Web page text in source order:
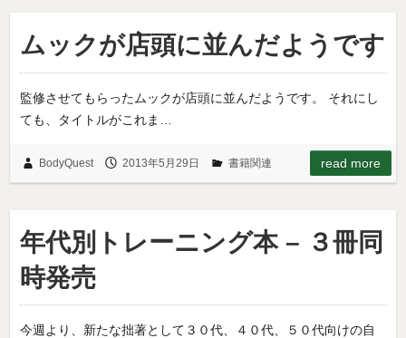
ムックが店頭に並んだようです
監修させてもらったムックが店頭に並んだようです。 それにし
ても、タイトルがこれま…
BodyQuest 2013年5月29日 書籍関連 read more
年代別トレーニング本 – ３冊同
時発売
今週より、新たな拙著として３０代、４０代、５０代向けの自